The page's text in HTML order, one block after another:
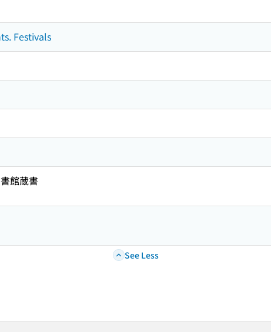
Festivals
館蔵書
See Less